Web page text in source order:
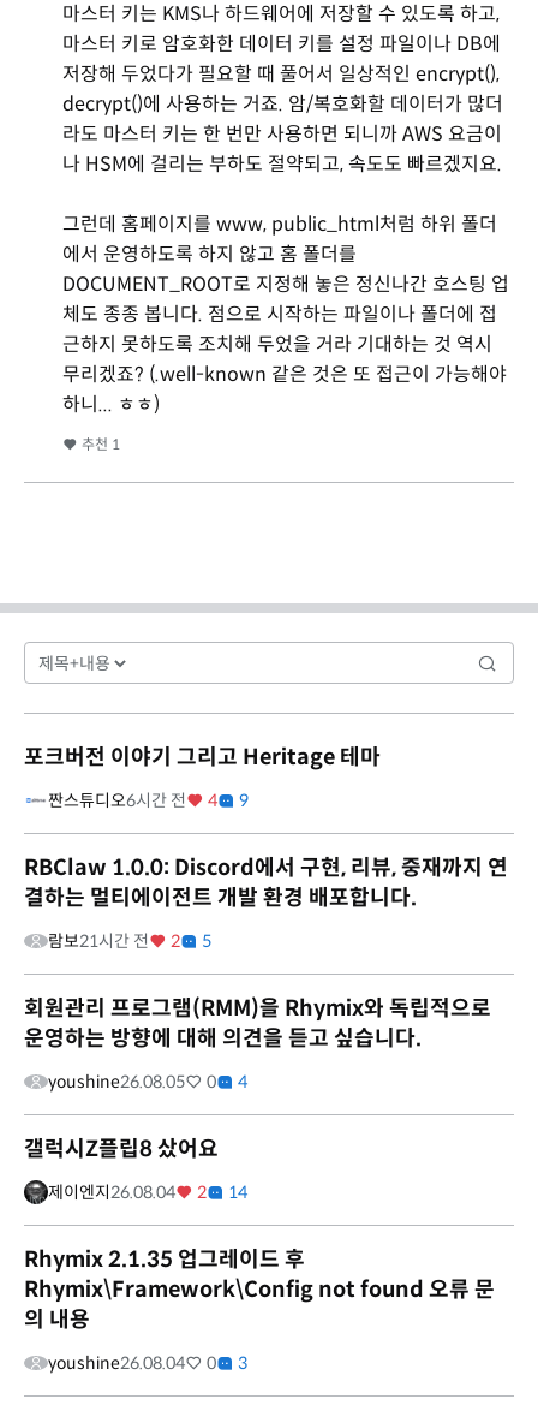
마스터 키는 KMS나 하드웨어에 저장할 수 있도록 하고,
마스터 키로 암호화한 데이터 키를 설정 파일이나 DB에
저장해 두었다가 필요할 때 풀어서 일상적인 encrypt(),
decrypt()에 사용하는 거죠. 암/복호화할 데이터가 많더
라도 마스터 키는 한 번만 사용하면 되니까 AWS 요금이
나 HSM에 걸리는 부하도 절약되고, 속도도 빠르겠지요.
그런데 홈페이지를 www, public_html처럼 하위 폴더
에서 운영하도록 하지 않고 홈 폴더를
DOCUMENT_ROOT로 지정해 놓은 정신나간 호스팅 업
체도 종종 봅니다. 점으로 시작하는 파일이나 폴더에 접
근하지 못하도록 조치해 두었을 거라 기대하는 것 역시
무리겠죠? (.well-known 같은 것은 또 접근이 가능해야
하니... ㅎㅎ)
추천 1
포크버전 이야기 그리고 Heritage 테마
짠스튜디오6시간 전 4 9
RBClaw 1.0.0: Discord에서 구현, 리뷰, 중재까지 연
결하는 멀티에이전트 개발 환경 배포합니다.
람보21시간 전 2 5
회원관리 프로그램(RMM)을 Rhymix와 독립적으로
운영하는 방향에 대해 의견을 듣고 싶습니다.
youshine26.08.05 0 4
갤럭시Z플립8 샀어요
제이엔지26.08.04 2 14
Rhymix 2.1.35 업그레이드 후
Rhymix\Framework\Config not found 오류 문
의 내용
youshine26.08.04 0 3